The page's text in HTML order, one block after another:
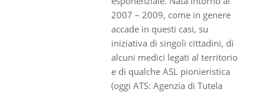
2007 – 2009, come in genere
accade in questi casi, su
iniziativa di singoli cittadini, di
alcuni medici legati al territorio
e di qualche ASL pionieristica
(oggi ATS: Agenzia di Tutela